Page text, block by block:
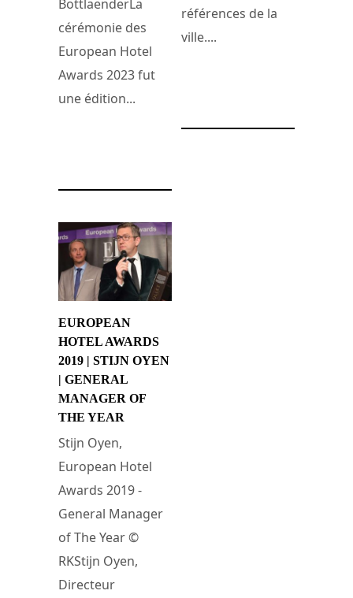
BottlaenderLa
cérémonie des
European Hotel
Awards 2023 fut
une édition...
références de la
ville....
EUROPEAN
HOTEL AWARDS
2019 | STIJN OYEN
| GENERAL
MANAGER OF
THE YEAR
Stijn Oyen,
European Hotel
Awards 2019 -
General Manager
of The Year ©
RKStijn Oyen,
Directeur